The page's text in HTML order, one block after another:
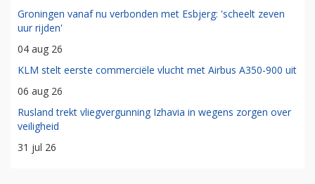
Groningen vanaf nu verbonden met Esbjerg: 'scheelt zeven
uur rijden'
04 aug 26
KLM stelt eerste commerciële vlucht met Airbus A350-900 uit
06 aug 26
Rusland trekt vliegvergunning Izhavia in wegens zorgen over
veiligheid
31 jul 26